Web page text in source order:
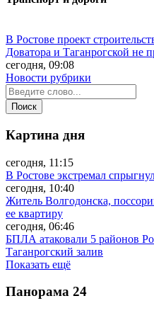
В Ростове проект
Доватора и Таганрогской не
сегодня, 09:08
Новости рубрики
Картина дня
сегодня, 11:15
В Ростове экстремал
сегодня, 10:40
Житель Волгодонска,
ее квартиру
сегодня, 06:46
БПЛА атаковали 5 районов
Таганрогский залив
Показать ещё
Панорама 24